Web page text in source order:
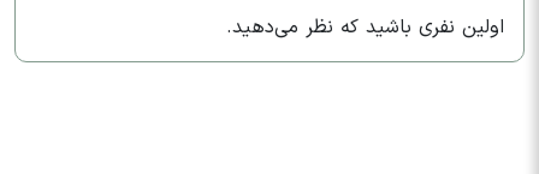
اولین نفری باشید که نظر می‌دهید.